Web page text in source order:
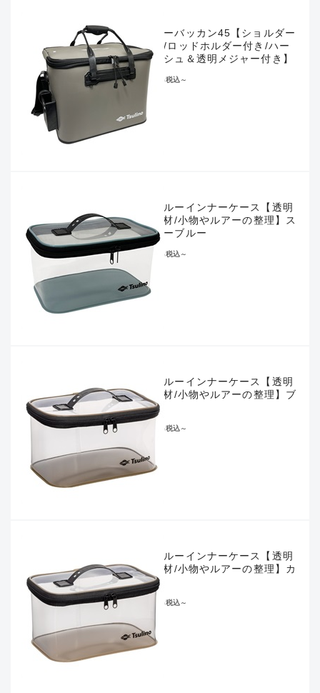
キーパーバッカン45【ショルダー
ベルト/ロッドホルダー付き/ハー
フメッシュ＆透明メジャー付き】
¥8,800税込～
シースルーインナーケース【透明
EVA素材/小物やルアーの整理】ス
モーキーブルー
¥1,320税込～
シースルーインナーケース【透明
EVA素材/小物やルアーの整理】ブ
ラウン
¥1,320税込～
シースルーインナーケース【透明
EVA素材/小物やルアーの整理】カ
ーキ
¥1,320税込～